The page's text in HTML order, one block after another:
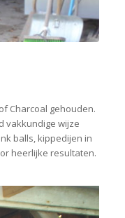
Charcoal gehouden.
vakkundige wijze
balls, kippedijen in
heerlijke resultaten.